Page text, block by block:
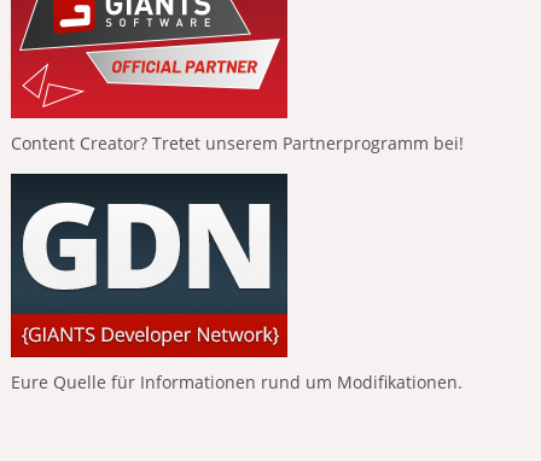
Content Creator? Tretet unserem Partnerprogramm bei!
Eure Quelle für Informationen rund um Modifikationen.